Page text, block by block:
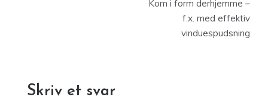
Kom i form derhjemme –
f.x. med effektiv
vinduespudsning
Skriv et svar